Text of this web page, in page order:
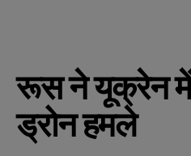
रूस ने यूक्रेन में
ड्रोन हमले